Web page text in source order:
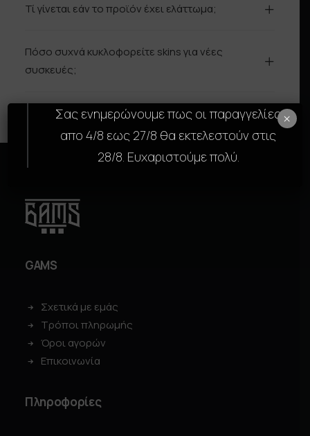
Τί γίνεται εάν το προϊόν έχει ελάττωμα;
Πόσο συχνά κυκλοφορείτε skins για νέες
συσκευές;
GAMS
Σχετικά με εμάς
Τρόποι πληρωμής
Όροι αγορών
Επικοινωνία
Πληροφορίες
Σας ενημερώνουμε πως οι παραγγελίες
απο 4/8 εως 27/8 θα εκτελεστούν στις
28/8. Ευχαριστούμε πολύ.
×